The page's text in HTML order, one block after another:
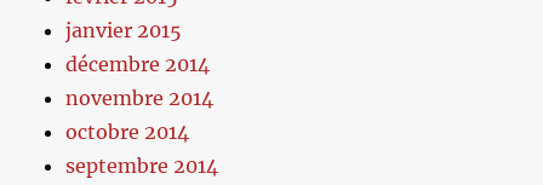
janvier 2015
décembre 2014
novembre 2014
octobre 2014
septembre 2014